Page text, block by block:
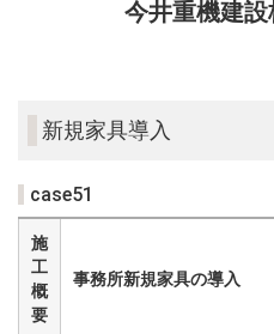
今井重機建
新規家具導入
case51
施
工
概
要
事務所新規家具の導入